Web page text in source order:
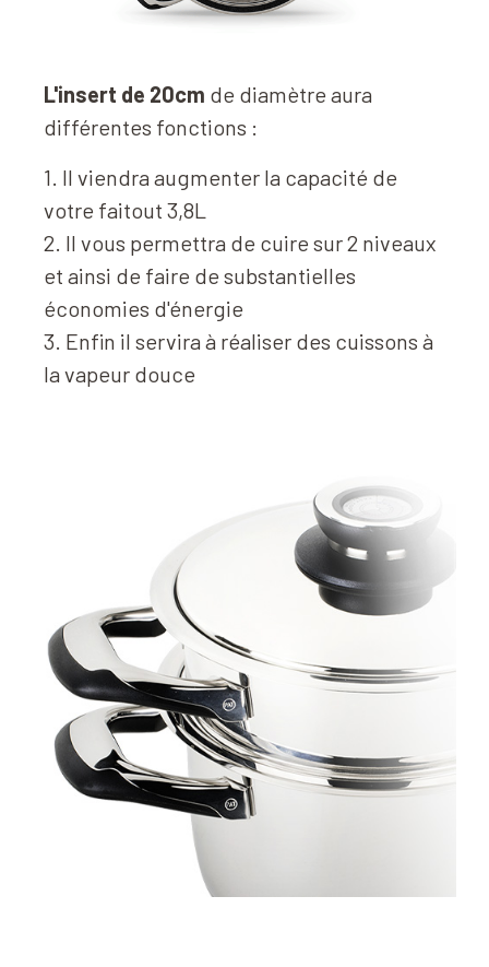
L'insert de 20cm de diamètre aura
différentes fonctions :
1. Il viendra augmenter la capacité de
votre faitout 3,8L
2. Il vous permettra de cuire sur 2 niveaux
et ainsi de faire de substantielles
économies d'énergie
3. Enfin il servira à réaliser des cuissons à
la vapeur douce